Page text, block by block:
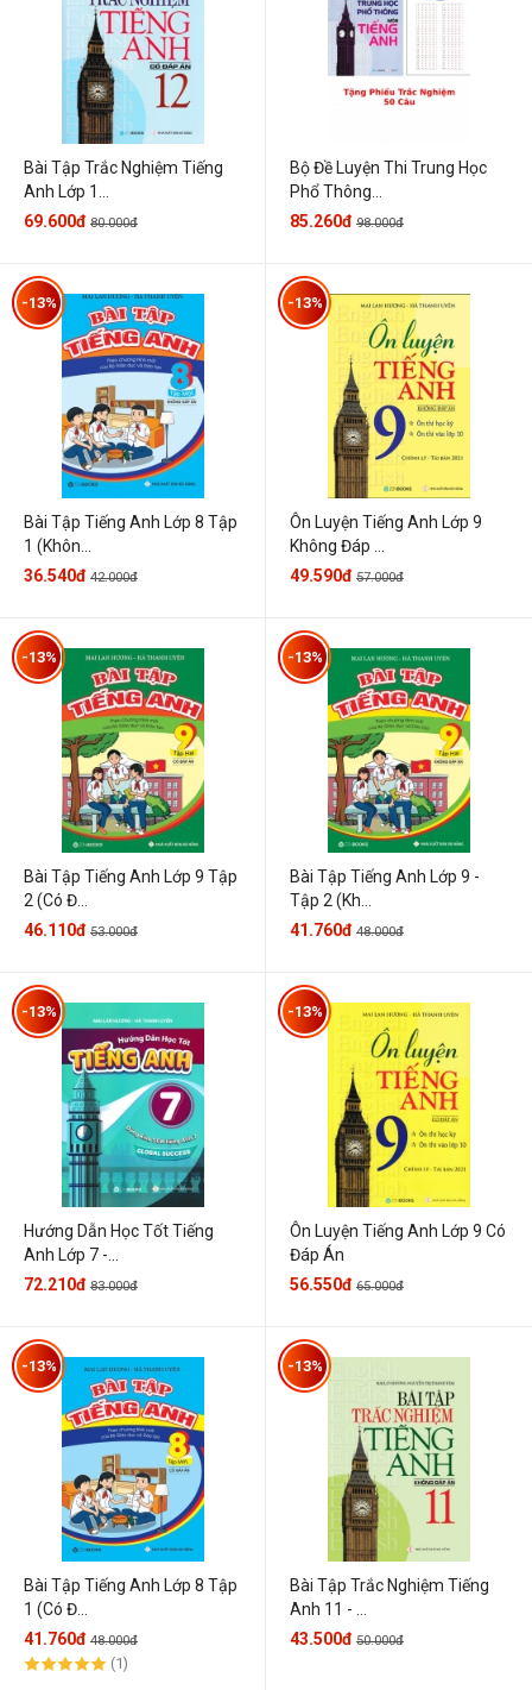
Bài Tập Trắc Nghiệm Tiếng
Anh Lớp 1...
69.600đ 80.000đ
Bộ Đề Luyện Thi Trung Học
Phổ Thông...
85.260đ 98.000đ
Bài Tập Tiếng Anh Lớp 8 Tập
1 (Khôn...
-13%
36.540đ 42.000đ
Ôn Luyện Tiếng Anh Lớp 9
Không Đáp ...
-13%
49.590đ 57.000đ
Bài Tập Tiếng Anh Lớp 9 Tập
2 (Có Đ...
-13%
46.110đ 53.000đ
Bài Tập Tiếng Anh Lớp 9 -
Tập 2 (Kh...
-13%
41.760đ 48.000đ
Hướng Dẫn Học Tốt Tiếng
Anh Lớp 7 -...
-13%
72.210đ 83.000đ
Ôn Luyện Tiếng Anh Lớp 9 Có
Đáp Án
-13%
56.550đ 65.000đ
Bài Tập Tiếng Anh Lớp 8 Tập
1 (Có Đ...
-13%
41.760đ 48.000đ
(1)
Bài Tập Trắc Nghiệm Tiếng
Anh 11 - ...
-13%
43.500đ 50.000đ